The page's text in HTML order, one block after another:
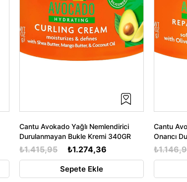
Cantu Avokado Yağlı Nemlendirici
Durulanmayan Bukle Kremi 340GR
₺1.274,36
₺1.415,95
Sepete Ekle
Cantu
Onarıcı
340GR